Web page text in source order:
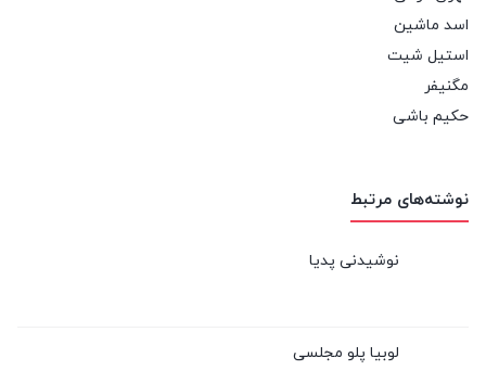
اسد ماشین
استیل شیت
مگنیفر
حکیم باشی
نوشته‌های مرتبط
نوشیدنی پدیا
لوبیا پلو مجلسی